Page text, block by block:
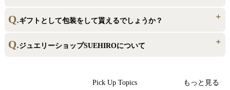
好みで決めていくことになります。
約指輪をご購入いただけます。
もしご来店いただける日がお決まりでしたら、ご来店予約をいただけま
のキャッシュバックや、刻印の無料サービスなど、素敵な特典がいっぱい
ギフトとして包装をして貰えるでしょうか？
ギフト包装、お気軽にお申しつけくださいませ。通常ギフト包装の他、
ジュエリーショップSUEHIROについて
婚指輪や婚約指輪といったブライダルジュエリーから、普段使いのジュエ
Pick Up Topics もっと見る